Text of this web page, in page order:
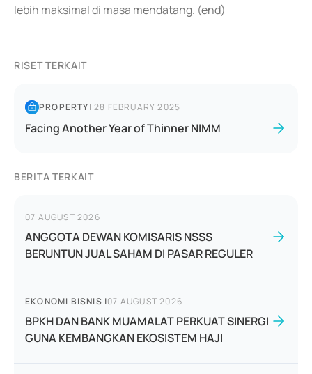
lebih maksimal di masa mendatang. (end)
RISET TERKAIT
PROPERTY|28 FEBRUARY 2025
Facing Another Year of Thinner NIMM
BERITA TERKAIT
07 AUGUST 2026
ANGGOTA DEWAN KOMISARIS NSSS
BERUNTUN JUAL SAHAM DI PASAR REGULER
EKONOMI BISNIS |07 AUGUST 2026
BPKH DAN BANK MUAMALAT PERKUAT SINERGI
GUNA KEMBANGKAN EKOSISTEM HAJI